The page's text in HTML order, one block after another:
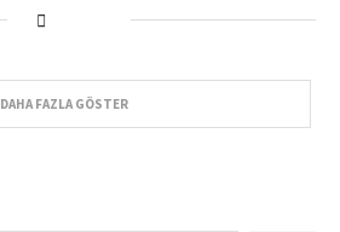
DAHA FAZLA GÖSTER